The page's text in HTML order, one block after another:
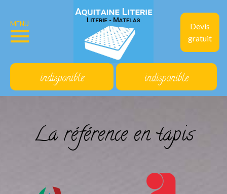
Devis
gratuit
MENU
indisponible indisponible
La référence en tapis